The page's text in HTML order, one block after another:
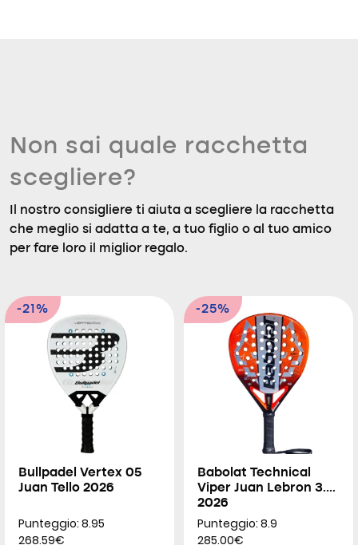
Non sai quale racchetta
scegliere?
Il nostro consigliere ti aiuta a scegliere la racchetta
che meglio si adatta a te, a tuo figlio o al tuo amico
per fare loro il miglior regalo.
-21%
Bullpadel Vertex 05
Juan Tello 2026
Punteggio: 8.95
268.59€
-25%
Babolat Technical
Viper Juan Lebron 3.0
2026
Punteggio: 8.9
285.00€